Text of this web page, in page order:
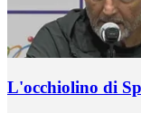
L'occhiolino di